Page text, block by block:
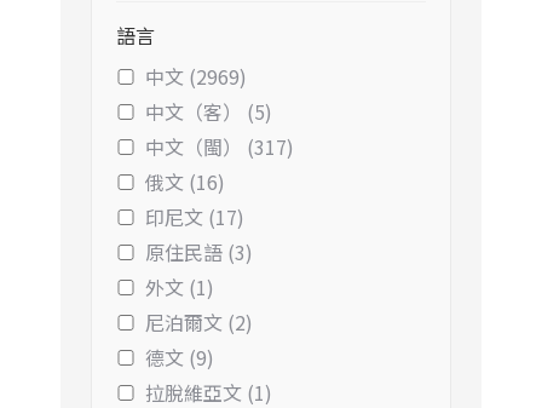
語言
中文 (2969)
中文（客） (5)
中文（閩） (317)
俄文 (16)
印尼文 (17)
原住民語 (3)
外文 (1)
尼泊爾文 (2)
德文 (9)
拉脫維亞文 (1)